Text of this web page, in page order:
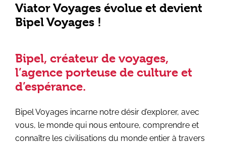
Viator Voyages évolue et devient
Bipel Voyages !
Bipel, créateur de voyages,
l’agence porteuse de culture et
d’espérance.
Bipel Voyages incarne notre désir d’explorer, avec
vous, le monde qui nous entoure, comprendre et
connaître les civilisations du monde entier à travers